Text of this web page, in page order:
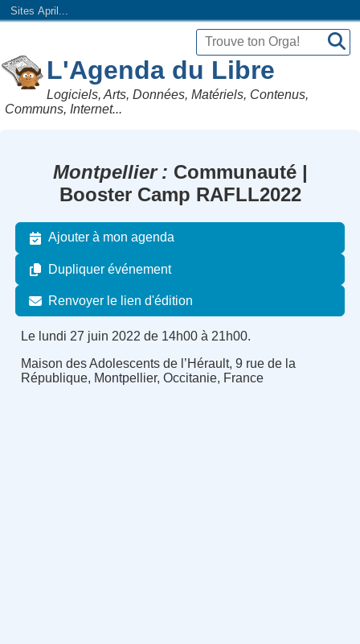
Sites April...
L'Agenda du Libre
Logiciels, Arts, Données, Matériels, Contenus,
Communs, Internet...
Montpellier
Communauté |
Booster Camp RAFLL2022
Ajouter à mon agenda
Dupliquer événement
Renvoyer le lien d'édition
Le lundi 27 juin 2022 de 14h00 à 21h00.
Maison des Adolescents de l’Hérault, 9 rue de la
République, Montpellier, Occitanie, France